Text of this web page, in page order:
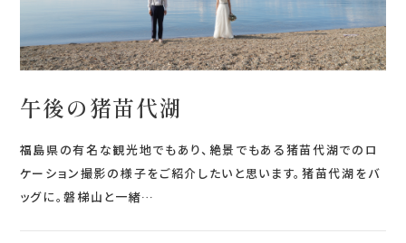
午後の猪苗代湖
福島県の有名な観光地でもあり、絶景でもある猪苗代湖でのロ
ケーション撮影の様子をご紹介したいと思います。猪苗代湖をバ
ッグに。磐梯山と一緒…